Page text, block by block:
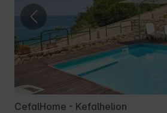
CefalHome - Kefalhelion